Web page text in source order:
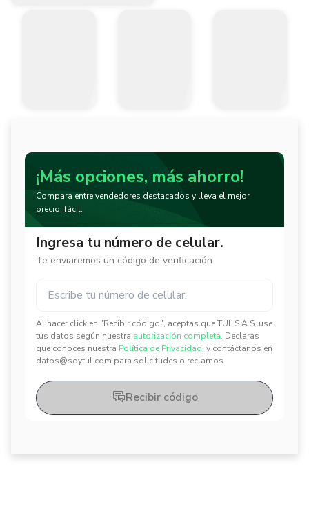
¡Más opciones, más ahorro!
Compara entre vendedores destacados y lleva el mejor
precio, fácil.
Ingresa tu número de celular.
Te enviaremos un código de verificación
Al hacer click en "Recibir código", aceptas que TUL S.A.S. use
tus datos según nuestra autorización completa. Declaras
que conoces nuestra Política de Privacidad. y contáctanos en
datos@soytul.com para solicitudes o reclamos.
✕
✕
Recibir código